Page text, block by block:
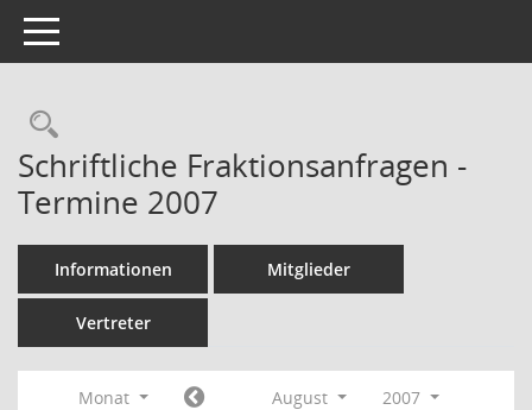
Toggle navigation
Rechercheauswahl
Schriftliche Fraktionsanfragen -
Termine 2007
Informationen Mitglieder
Vertreter
Monat August
2007